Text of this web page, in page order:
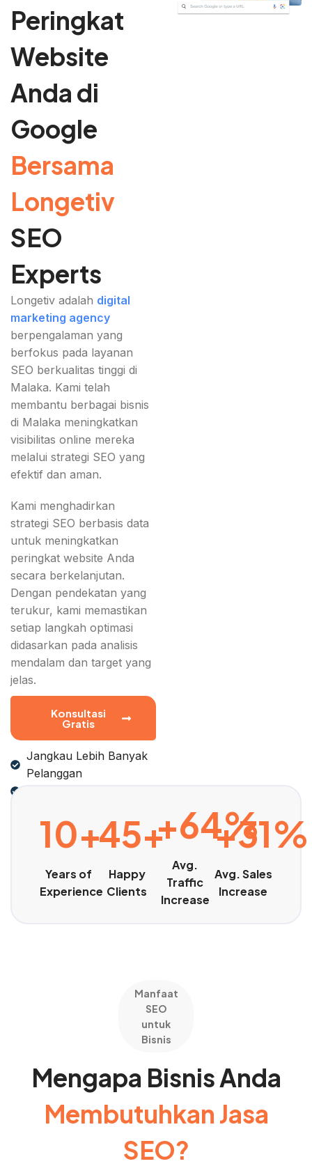
Peringkat
Website
Anda di
Google
Bersama
Longetiv
SEO
Experts
Longetiv adalah digital
marketing agency
berpengalaman yang
berfokus pada layanan
SEO berkualitas tinggi di
Malaka. Kami telah
membantu berbagai bisnis
di Malaka meningkatkan
visibilitas online mereka
melalui strategi SEO yang
efektif dan aman.
Kami menghadirkan
strategi SEO berbasis data
untuk meningkatkan
peringkat website Anda
secara berkelanjutan.
Dengan pendekatan yang
terukur, kami memastikan
setiap langkah optimasi
didasarkan pada analisis
mendalam dan target yang
jelas.
Konsultasi
Gratis
Jangkau Lebih Banyak
Pelanggan
10+
Years of
Experience
45+
Happy
Clients
+64%
Avg.
Traffic
Increase
+31%
Avg. Sales
Increase
Manfaat
SEO
untuk
Bisnis
Mengapa Bisnis Anda
Membutuhkan Jasa
SEO?